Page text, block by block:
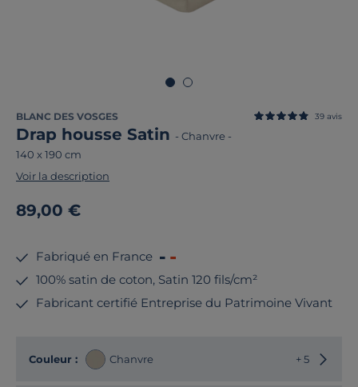
BLANC DES VOSGES
Drap housse Satin - Chanvre -
140 x 190 cm
39 avis
Voir la description
89,00 €
Fabriqué en France
100% satin de coton, Satin 120 fils/cm²
Fabricant certifié Entreprise du Patrimoine Vivant
Couleur : Chanvre + 5